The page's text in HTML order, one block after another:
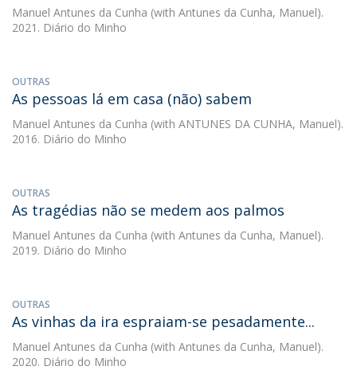
Manuel Antunes da Cunha (with Antunes da Cunha, Manuel).
2021. Diário do Minho
OUTRAS
As pessoas lá em casa (não) sabem
Manuel Antunes da Cunha (with ANTUNES DA CUNHA, Manuel).
2016. Diário do Minho
OUTRAS
As tragédias não se medem aos palmos
Manuel Antunes da Cunha (with Antunes da Cunha, Manuel).
2019. Diário do Minho
OUTRAS
As vinhas da ira espraiam-se pesadamente...
Manuel Antunes da Cunha (with Antunes da Cunha, Manuel).
2020. Diário do Minho